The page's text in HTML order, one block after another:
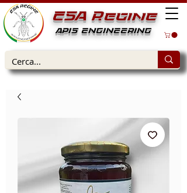
ESA Regine
APIS ENGINEERING